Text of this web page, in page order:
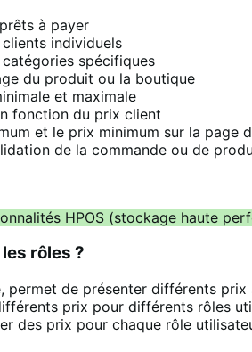
à payer
individuels
spécifiques
du produit ou la boutique
et maximale
fonction du prix client
et le prix minimum sur la page
de la commande ou de
HPOS (stockage haute
rôles ?
de présenter différents
prix pour différents rôles
des prix pour chaque rôle